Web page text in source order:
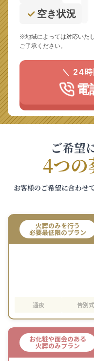
空き状況
※地域によっては対応いた
ご了承ください。
＼ 24
電
ご希望
4つの
お客様のご希望に合わせ
火葬のみを行う
必要最低限のプラン
通夜 告別式
お化粧や面会のある
火葬のみプラン